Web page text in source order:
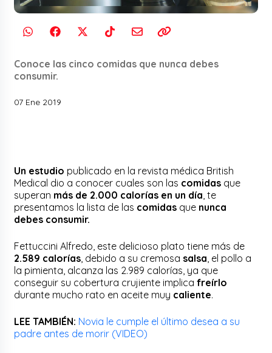
Conoce las cinco comidas que nunca debes
consumir.
07 Ene 2019
Un estudio publicado en la revista médica British
Medical dio a conocer cuales son las comidas que
superan más de 2.000 calorías en un día , te
presentamos la lista de las comidas que nunca
debes consumir.
Fettuccini Alfredo, este delicioso plato tiene más de
2.589 calorías , debido a su cremosa salsa , el pollo a
la pimienta, alcanza las 2.989 calorías, ya que
conseguir su cobertura crujiente implicafreírlo
durante mucho rato en aceite muy caliente.
LEE TAMBIÉN: Novia le cumple el último desea a su
padre antes de morir (VIDEO)